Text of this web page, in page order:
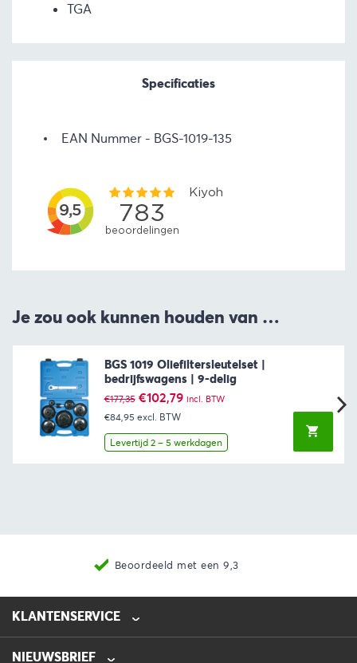
TGA
Specificaties
EAN Nummer BGS-1019-135
Je zou ook kunnen houden van …
BGS 1019 Oliefiltersleutelset |
bedrijfswagens | 9-delig
€177,35 Oorspronkelijke
prijs
was:
€177,35.
€102,79Huidige
€102,79.
incl. BTW
€84,95 excl. BTW
Levertijd 2 – 5 werkdagen
Beoordeeld met een 9,3
KLANTENSERVICE
NIEUWSBRIEF